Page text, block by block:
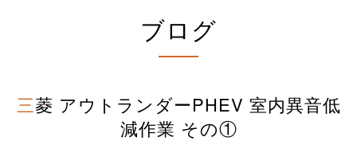
ブログ
三菱 アウトランダーPHEV 室内異音低
減作業 その①